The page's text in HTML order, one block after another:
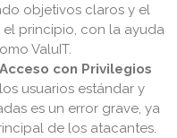
objetivos claros y el
principio, con la ayuda
ValuIT.
con Privilegios
usuarios estándar y
es un error grave, ya
de los atacantes.